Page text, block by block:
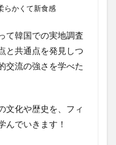
らかくて新食感
て韓国での実地調査
と共通点を発見しつ
交流の強さを学べた
文化や歴史を、フィ
んでいきます！